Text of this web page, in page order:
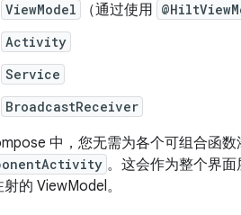
ViewModel （通过使用
Activity
Service
BroadcastReceiver
中，您无需为各个可组合函
。这会作为整个界
的 ViewModel。